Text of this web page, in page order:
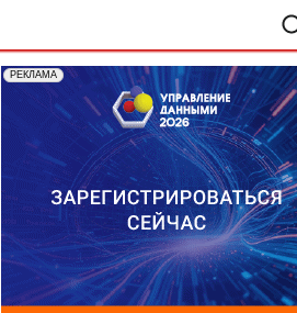
РЕКЛАМА